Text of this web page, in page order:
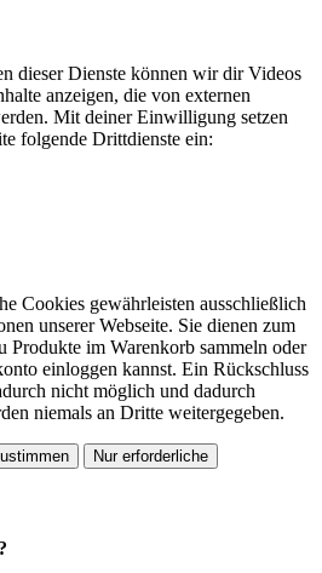
dieser Dienste können wir dir Videos
anzeigen, die von externen
Mit deiner Einwilligung setzen
folgende Drittdienste ein:
Cookies gewährleisten ausschließlich
unserer Webseite. Sie dienen zum
Produkte im Warenkorb sammeln oder
einloggen kannst. Ein Rückschluss
nicht möglich und dadurch
niemals an Dritte weitergegeben.
Nur erforderliche